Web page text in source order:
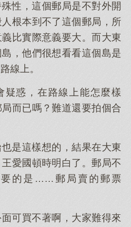
性，這個郵局是不對外開
根本到不了這個郵局，所
比實際意義要大。而大東
，他們很想看看這個島是
線上。
疑惑，在路線上能怎麼樣
而已嗎？難道還要拍個合
是這樣想的，結果在大東
愛國頓時明白了。郵局不
要的是……郵局賣的郵票
可買不著啊，大家難得來